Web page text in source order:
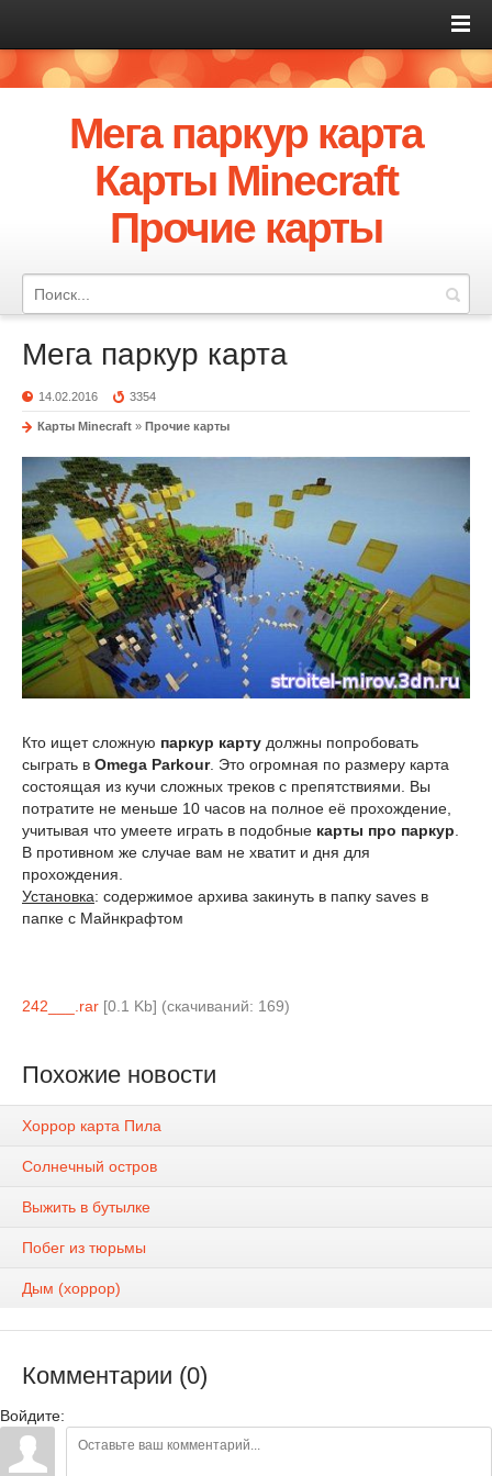
Мега паркур карта
Карты Minecraft
Прочие карты
Мега паркур карта
14.02.2016 3354
Карты Minecraft » Прочие карты
Кто ищет сложную паркур карту должны попробовать
сыграть в Omega Parkour. Это огромная по размеру карта
состоящая из кучи сложных треков с препятствиями. Вы
потратите не меньше 10 часов на полное её прохождение,
учитывая что умеете играть в подобные карты про паркур.
В противном же случае вам не хватит и дня для
прохождения.
Установка: содержимое архива закинуть в папку saves в
папке с Майнкрафтом
242___.rar [0.1 Kb] (cкачиваний: 169)
Похожие новости
Хоррор карта Пила
Солнечный остров
Выжить в бутылке
Побег из тюрьмы
Дым (хоррор)
Комментарии (0)
Войдите: